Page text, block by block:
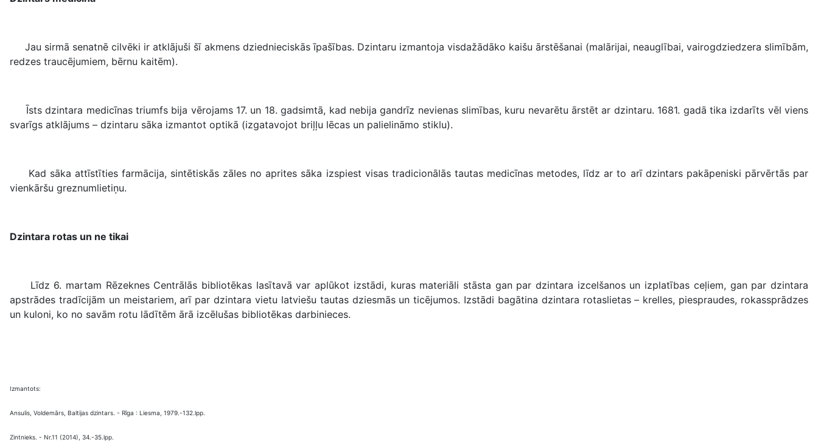
Jau sirmā senatnē cilvēki ir atklājuši šī akmens dziednieciskās īpašības. Dzintaru izmantoja visdažādāko kaišu ārstēšanai (malārijai, neauglībai, vairogdziedzera slimībām,
redzes traucējumiem, bērnu kaitēm).
Īsts dzintara medicīnas triumfs bija vērojams 17. un 18. gadsimtā, kad nebija gandrīz nevienas slimības, kuru nevarētu ārstēt ar dzintaru. 1681. gadā tika izdarīts vēl viens
svarīgs atklājums – dzintaru sāka izmantot optikā (izgatavojot briļļu lēcas un palielināmo stiklu).
Kad sāka attīstīties farmācija, sintētiskās zāles no aprites sāka izspiest visas tradicionālās tautas medicīnas metodes, līdz ar to arī dzintars pakāpeniski pārvērtās par
vienkāršu greznumlietiņu.
Dzintara rotas un ne tikai
Līdz 6. martam Rēzeknes Centrālās bibliotēkas lasītavā var aplūkot izstādi, kuras materiāli stāsta gan par dzintara izcelšanos un izplatības ceļiem, gan par dzintara
apstrādes tradīcijām un meistariem, arī par dzintara vietu latviešu tautas dziesmās un ticējumos. Izstādi bagātina dzintara rotaslietas – krelles, piespraudes, rokassprādzes
un kuloni, ko no savām rotu lādītēm ārā izcēlušas bibliotēkas darbinieces.
Izmantots:
Ansulis, Voldemārs, Baltijas dzintars. - Rīga : Liesma, 1979.-132.lpp.
Zintnieks. - Nr.11 (2014), 34.-35.lpp.